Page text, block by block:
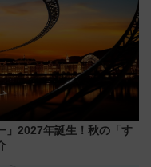
」2027年誕生！秋の「す